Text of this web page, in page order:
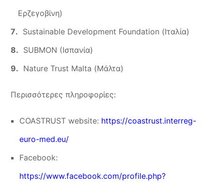
Ερζεγοβίνη)
Sustainable Development Foundation (Ιταλία)
SUBMON (Ισπανία)
Nature Trust Malta (Μάλτα)
Περισσότερες πληροφορίες:
COASTRUST website: https://coastrust.interreg-
euro-med.eu/
Facebook:
https://www.facebook.com/profile.php?